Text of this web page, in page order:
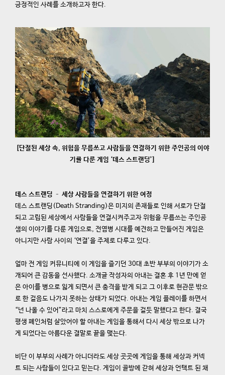
긍정적인 사례를 소개하고자 한다.
[단절된 세상 속, 위험을 무릅쓰고 사람들을 연결하기 위한 주인공의 이야
기를 다룬 게임 ‘데스 스트랜딩’]
데스 스트랜딩 – 세상 사람들을 연결하기 위한 여정
데스 스트랜딩(Death Stranding)은 미지의 존재들로 인해 서로가 단절
되고 고립된 세상에서 사람들을 연결시켜주고자 위험을 무릅쓰는 주인공
샘의 이야기를 다룬 게임으로, 전염병 시대를 예견하고 만들어진 게임은
아니지만 사람 사이의 ‘연결’을 주제로 다루고 있다.
얼마 전 게임 커뮤니티에 이 게임을 즐기던 30대 초반 부부의 이야기가 소
개되어 큰 감동을 선사했다. 소개글 작성자의 아내는 결혼 후 1년 만에 얻
은 아이를 병으로 잃게 되면서 큰 충격을 받게 되고 그 이후로 현관문 밖으
로 한 걸음도 나가지 못하는 상태가 되었다. 아내는 게임 플레이를 하면서
“넌 나올 수 있어”라고 마치 스스로에게 주문을 걸듯 말했다고 한다. 결국
평생 폐인처럼 살았어야 할 아내는 게임을 통해서 다시 세상 밖으로 나가
게 되었다는 아름다운 결말로 끝을 맺는다.
비단 이 부부의 사례가 아니더라도 세상 곳곳에 게임을 통해 세상과 커넥
트 되는 사람들이 있다고 믿는다. 게임이 골방에 갇혀 세상과 언택트 된 채